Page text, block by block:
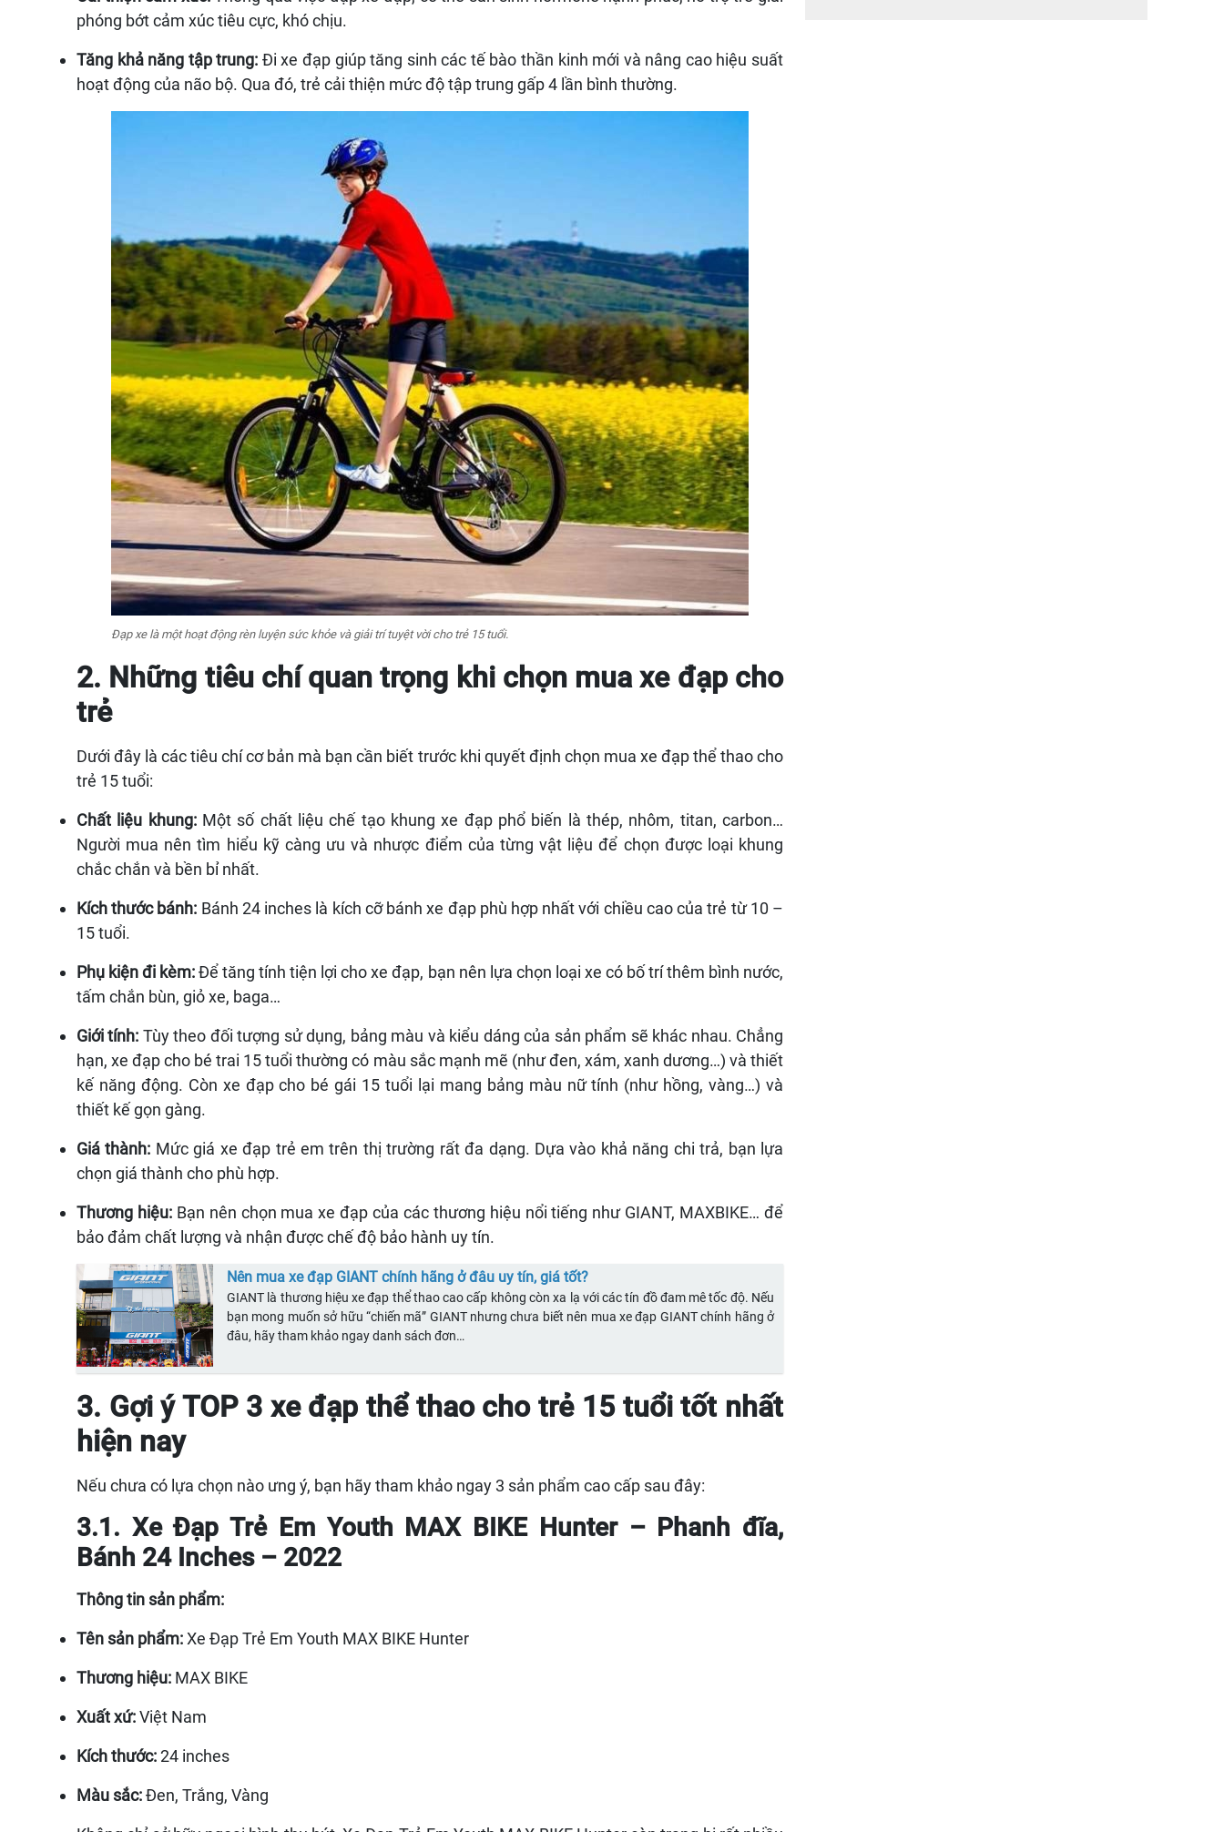
phóng bớt cảm xúc tiêu cực, khó chịu.
Tăng khả năng tập trung: Đi xe đạp giúp tăng sinh các tế bào thần kinh mới và nâng cao hiệu suất
hoạt động của não bộ. Qua đó, trẻ cải thiện mức độ tập trung gấp 4 lần bình thường.
Đạp xe là một hoạt động rèn luyện sức khỏe và giải trí tuyệt vời cho trẻ 15 tuổi.
2. Những tiêu chí quan trọng khi chọn mua xe đạp cho
trẻ
Dưới đây là các tiêu chí cơ bản mà bạn cần biết trước khi quyết định chọn mua xe đạp thể thao cho
trẻ 15 tuổi:
Chất liệu khung: Một số chất liệu chế tạo khung xe đạp phổ biến là thép, nhôm, titan, carbon…
Người mua nên tìm hiểu kỹ càng ưu và nhược điểm của từng vật liệu để chọn được loại khung
chắc chắn và bền bỉ nhất.
Kích thước bánh: Bánh 24 inches là kích cỡ bánh xe đạp phù hợp nhất với chiều cao của trẻ từ 10 –
15 tuổi.
Phụ kiện đi kèm:Để tăng tính tiện lợi cho xe đạp, bạn nên lựa chọn loại xe có bố trí thêm bình nước,
tấm chắn bùn, giỏ xe, baga…
Giới tính: Tùy theo đối tượng sử dụng, bảng màu và kiểu dáng của sản phẩm sẽ khác nhau. Chẳng
hạn, xe đạp cho bé trai 15 tuổi thường có màu sắc mạnh mẽ (như đen, xám, xanh dương…) và thiết
kế năng động. Còn xe đạp cho bé gái 15 tuổi lại mang bảng màu nữ tính (như hồng, vàng…) và
thiết kế gọn gàng.
Giá thành: Mức giá xe đạp trẻ em trên thị trường rất đa dạng. Dựa vào khả năng chi trả, bạn lựa
chọn giá thành cho phù hợp.
Thương hiệu: Bạn nên chọn mua xe đạp của các thương hiệu nổi tiếng như GIANT, MAXBIKE… để
bảo đảm chất lượng và nhận được chế độ bảo hành uy tín.
Nên mua xe đạp GIANT chính hãng ở đâu uy tín, giá tốt?
GIANT là thương hiệu xe đạp thể thao cao cấp không còn xa lạ với các tín đồ đam mê tốc độ. Nếu
bạn mong muốn sở hữu “chiến mã” GIANT nhưng chưa biết nên mua xe đạp GIANT chính hãng ở
đâu, hãy tham khảo ngay danh sách đơn…
3. Gợi ý TOP 3 xe đạp thể thao cho trẻ 15 tuổi tốt nhất
hiện nay
Nếu chưa có lựa chọn nào ưng ý, bạn hãy tham khảo ngay 3 sản phẩm cao cấp sau đây:
3.1. Xe Đạp Trẻ Em Youth MAX BIKE Hunter – Phanh đĩa,
Bánh 24 Inches – 2022
Thông tin sản phẩm:
Tên sản phẩm:Xe Đạp Trẻ Em Youth MAX BIKE Hunter
Thương hiệu: MAX BIKE
Xuất xứ:Việt Nam
Kích thước:24 inches
Màu sắc:Đen, Trắng, Vàng